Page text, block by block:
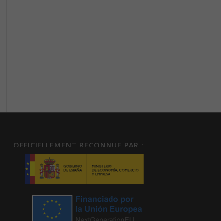
OFFICIELLEMENT RECONNUE PAR :